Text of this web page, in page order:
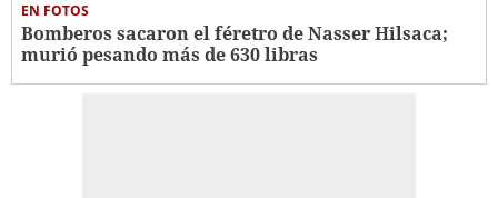
EN FOTOS
Bomberos sacaron el féretro de Nasser Hilsaca;
murió pesando más de 630 libras